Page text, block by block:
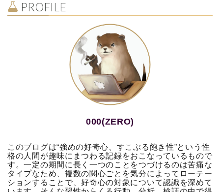
PROFILE
000(ZERO)
このブログは“強めの好奇心、すこぶる飽き性”という性
格の人間が趣味にまつわる記録をおこなっているもので
す。一定の期間に長く一つのことをつづけるのは苦痛な
タイプなため、複数の関心ごとを気分によってローテー
ションすることで、好奇心の対象について認識を深めて